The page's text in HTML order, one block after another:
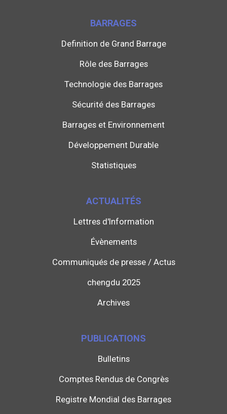
BARRAGES
Definition de Grand Barrage
Rôle des Barrages
Technologie des Barrages
Sécurité des Barrages
Barrages et Environnement
Développement Durable
Statistiques
ACTUALITÉS
Lettres d'Information
Évènements
Communiqués de presse / Actus
chengdu 2025
Archives
PUBLICATIONS
Bulletins
Comptes Rendus de Congrès
Registre Mondial des Barrages